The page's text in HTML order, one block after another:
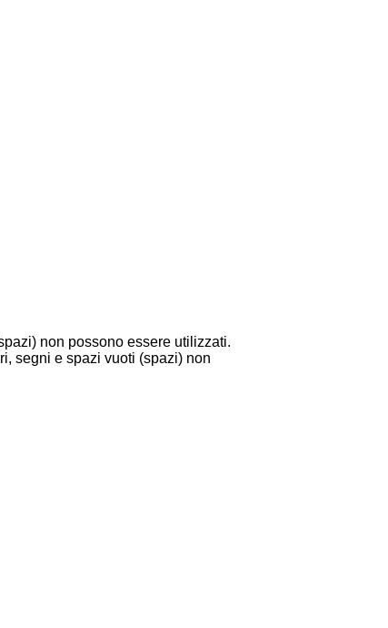
non possono essere utilizzati.
segni e spazi vuoti (spazi) non